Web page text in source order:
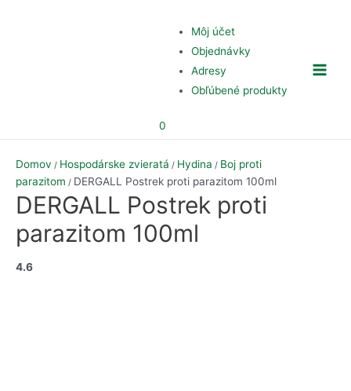
Môj účet
Objednávky
Adresy
Obľúbené produkty
0
Main
Domov / Hospodárske zvieratá / Hydina / Boj proti
parazitom / DERGALL Postrek proti parazitom 100ml
DERGALL Postrek proti
parazitom 100ml
4.6